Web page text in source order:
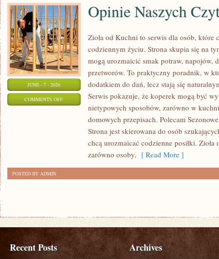
JUNE - 7 - 2026
COMMENTS OFFON
CZYTELNIKÓW
Opinie Naszych
Zioła od Kuchni to serwis dla osób, które
codziennym życiu. Strona skupia się na
mogą urozmaicić smak potraw, napojów,
przetworów. To praktyczny poradnik, w
dodatkiem do dań, lecz stają się
Serwis pokazuje, że koperek mogą być
nietypowych sposobów, zarówno w
domowych przepisach. Polecam
Strona jest skierowana do osób
chcą urozmaicać codzienne posiłki.
zarówno osoby, [ Read More ]
POSTED BY ADMIN
Recent Posts Archives